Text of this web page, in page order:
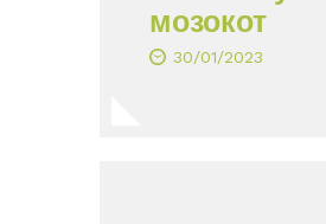
мозокот
30/01/2023